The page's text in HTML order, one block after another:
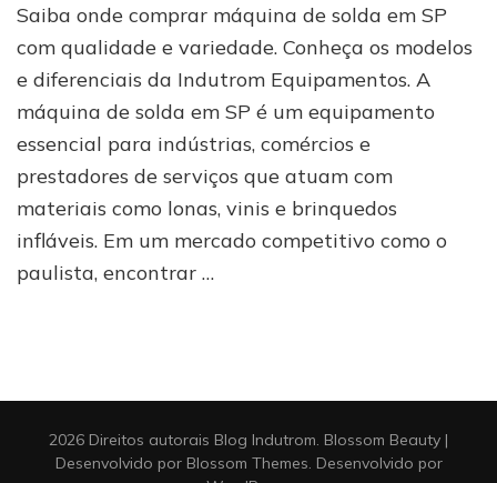
de
máquina
solda
em
SP:
saiba
qual
é
ideal!
Saiba onde comprar máquina de solda em SP
com qualidade e variedade. Conheça os modelos
e diferenciais da Indutrom Equipamentos. A
máquina de solda em SP é um equipamento
essencial para indústrias, comércios e
prestadores de serviços que atuam com
materiais como lonas, vinis e brinquedos
infláveis. Em um mercado competitivo como o
paulista, encontrar …
2026 Direitos autorais Blog Indutrom. Blossom Beauty |
Desenvolvido por Blossom Themes. Desenvolvido por